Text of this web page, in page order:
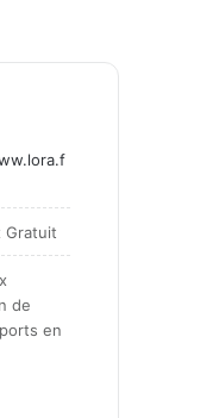
Gratuit
de
en